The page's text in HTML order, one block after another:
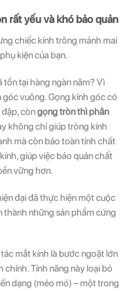
rất yếu và khó bảo quản
chiếc kính trông mảnh mai
kiện của bạn.
tồn tại hàng ngàn năm? Vì
vuông. Gọng kính góc có
còngọng tròn thì phân
không chỉ giúp tròng kính
mà còn bảo toàn tính chất
giúp việc bảo quản chất
vững hơn.
đại đã thực hiện một cuộc
thành những sản phẩm cứng
mắt kính là bước ngoặt lớn
chính. Tính năng này loại bỏ
dạng (méo mó) – một trong